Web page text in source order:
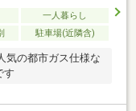
一人暮らし
駐車場(近隣含)
気の都市ガス仕様な
す